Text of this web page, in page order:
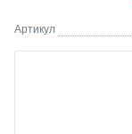
Артикул